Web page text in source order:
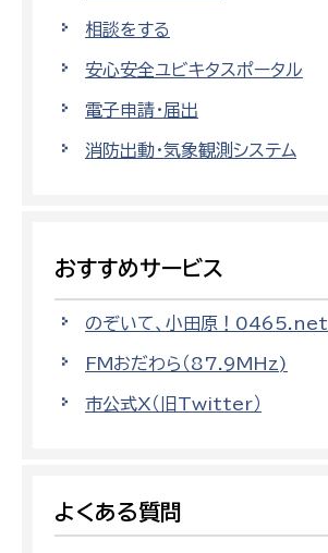
相談をする
安心安全ユビキタスポータル
電子申請・届出
消防出動・気象観測システム
おすすめサービス
のぞいて、小田原！0465.net
FMおだわら（87.9MHz)
市公式X（旧Twitter）
よくある質問